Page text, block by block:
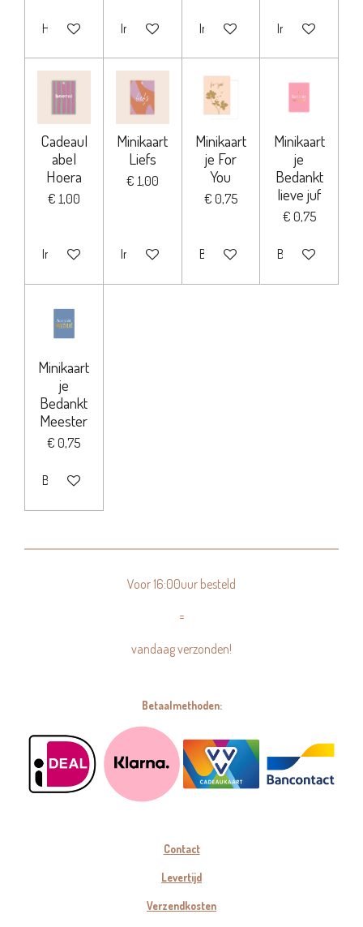
Houd mij op de hoogteIn winkelwagen In winkelwagen In winkelwagen
Cadeaul
abel
Hoera
€ 1,00
In winkelwagen
Minikaart
Liefs
€ 1,00
In winkelwagen
Minikaart
je For
You
€ 0,75
Bekijk details
Minikaart
je
Bedankt
lieve juf
€ 0,75
Bekijk details
Minikaart
je
Bedankt
Meester
€ 0,75
Bekijk details
Voor 16:00uur besteld
=
vandaag verzonden!
Betaalmethoden:
Contact
Levertijd
Verzendkosten